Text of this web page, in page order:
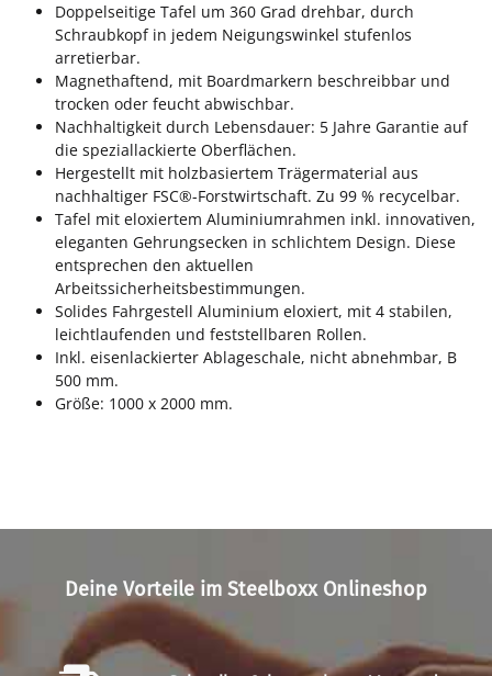
Doppelseitige Tafel um 360 Grad drehbar, durch
Schraubkopf in jedem Neigungswinkel stufenlos
arretierbar.
Magnethaftend, mit Boardmarkern beschreibbar und
trocken oder feucht abwischbar.
Nachhaltigkeit durch Lebensdauer: 5 Jahre Garantie auf
die speziallackierte Oberflächen.
Hergestellt mit holzbasiertem Trägermaterial aus
nachhaltiger FSC®-Forstwirtschaft. Zu 99 % recycelbar.
Tafel mit eloxiertem Aluminiumrahmen inkl. innovativen,
eleganten Gehrungsecken in schlichtem Design. Diese
entsprechen den aktuellen
Arbeitssicherheitsbestimmungen.
Solides Fahrgestell Aluminium eloxiert, mit 4 stabilen,
leichtlaufenden und feststellbaren Rollen.
Inkl. eisenlackierter Ablageschale, nicht abnehmbar, B
500 mm.
Größe: 1000 x 2000 mm.
Deine Vorteile im Steelboxx Onlineshop